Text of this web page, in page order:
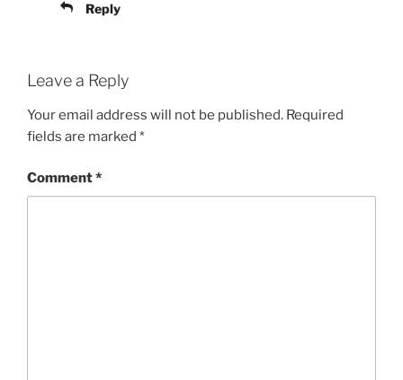
Reply
Leave a Reply
Your email address will not be published. Required
fields are marked *
Comment*